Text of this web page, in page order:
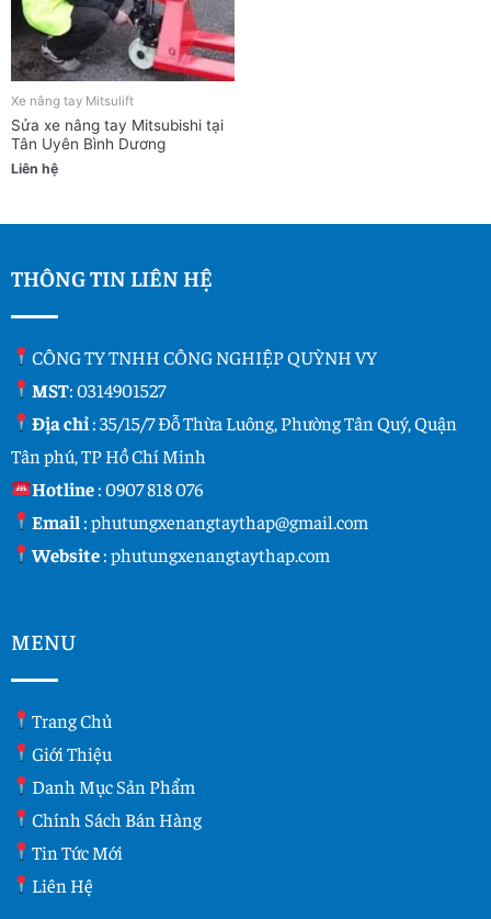
Xe nâng tay Mitsulift
Sửa xe nâng tay Mitsubishi tại
Tân Uyên Bình Dương
Liên hệ
THÔNG TIN LIÊN HỆ
CÔNG TY TNHH CÔNG NGHIỆP QUỲNH VY
MST: 0314901527
Địa chỉ: 35/15/7 Đỗ Thừa Luông, Phường Tân Quý, Quận
Tân phú, TP Hồ Chí Minh
Hotline:0907 818 076
Email :phutungxenangtaythap@gmail.com
Website:phutungxenangtaythap.com
MENU
Trang Chủ
Giới Thiệu
Danh Mục Sản Phẩm
Chính Sách Bán Hàng
Tin Tức Mới
Liên Hệ